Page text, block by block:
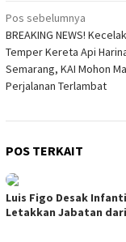
Navigasi
pos
Pos sebelumnya
BREAKING NEWS!
Temper Kereta Api
Semarang, KAI Mohon
Perjalanan Terlambat
POS TERKAIT
Luis Figo Desak
Letakkan Jabatan dari